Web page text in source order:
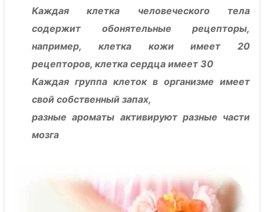
Каждая клетка человеческого тела
содержит обонятельные рецепторы,
например, клетка кожи имеет 20
рецепторов, клетка сердца имеет 30
Каждая группа клеток в организме имеет
свой собственный запах,
разные ароматы активируют разные части
мозга